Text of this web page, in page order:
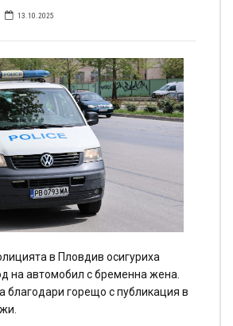
13.10.2025
в Пловдив осигуриха
на автомобил с бременна жена.
благодари горещо с публикация в